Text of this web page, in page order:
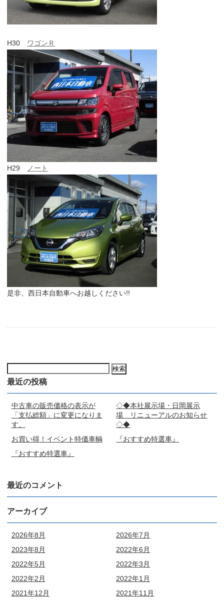
H30 ワゴンＲ
H29 ノート
是非、西日本自動車へお越しください!!
索:
最近の投稿
中古車の販売価格の表示が
「支払総額」に変更になりま
す。
◇◆本社展示場・日岡展示
場 リニューアルのお知らせ
◇◆
お買い得！イベント特価車輌
『おすすめ特選車』
『おすすめ特選車』
最近のコメント
アーカイブ
2026年8月
2026年7月
2023年8月
2022年6月
2022年5月
2022年3月
2022年2月
2022年1月
2021年12月
2021年11月